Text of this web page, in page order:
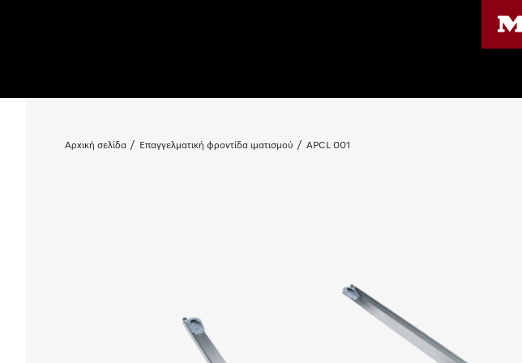
Αρχική σελίδα Επαγγελματική φροντίδα ιματισμού APCL 001